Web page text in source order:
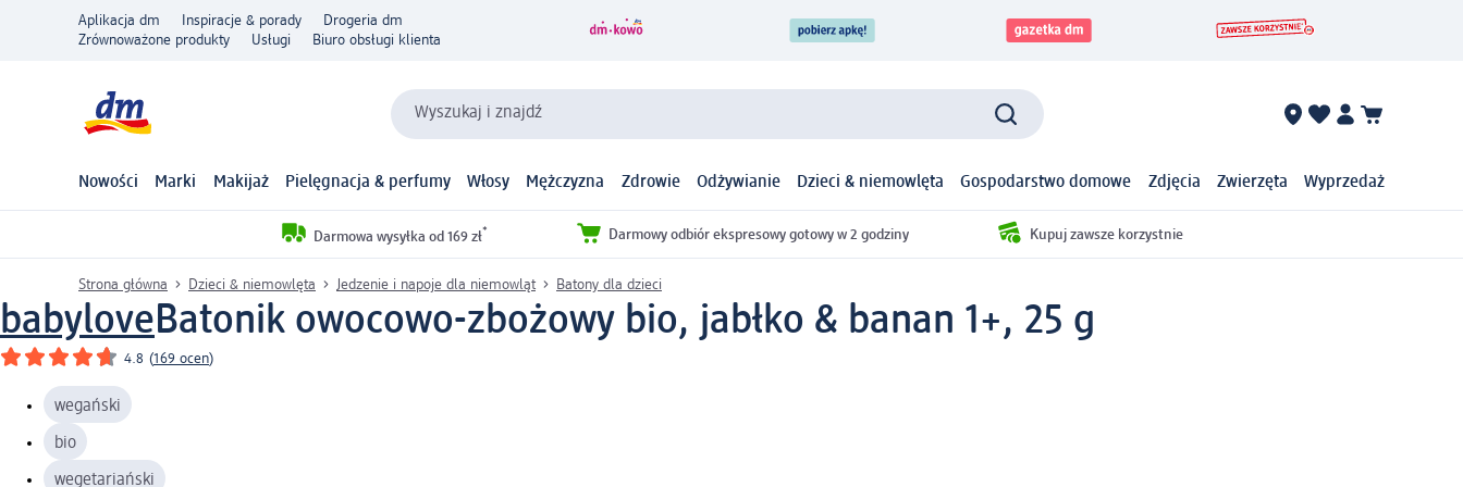
Aplikacja dm Inspiracje & porady
Drogeria dm
Zrównoważone produkty
Usługi Biuro obsługi klienta
Wyszukaj i znajdź
Nowości Marki Makijaż Pielęgnacja & perfumy Włosy Mężczyzna Zdrowie Odżywianie Dzieci & niemowlęta Gospodarstwo domowe Zdjęcia Zwierzęta Wyprzedaż
Darmowa wysyłka od 169 zł* Darmowy odbiór ekspresowy gotowy w 2 godziny Kupuj zawsze korzystnie
Strona główna Dzieci & niemowlęta Jedzenie i napoje dla niemowląt Batony dla dzieci
babyloveBatonik owocowo-zbożowy bio, jabłko & banan 1+, 25 g
4.8 (169 ocen)
wegański
bio
wegetariański